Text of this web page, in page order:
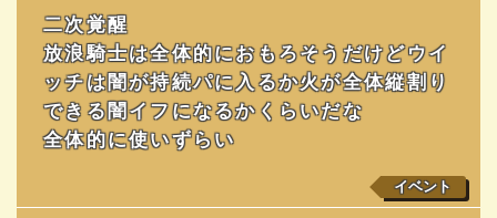
二次覚醒
放浪騎士は全体的におもろそうだけどウイ
ッチは闇が持続パに入るか火が全体縦割り
できる闇イフになるかくらいだな
全体的に使いずらい
イベント